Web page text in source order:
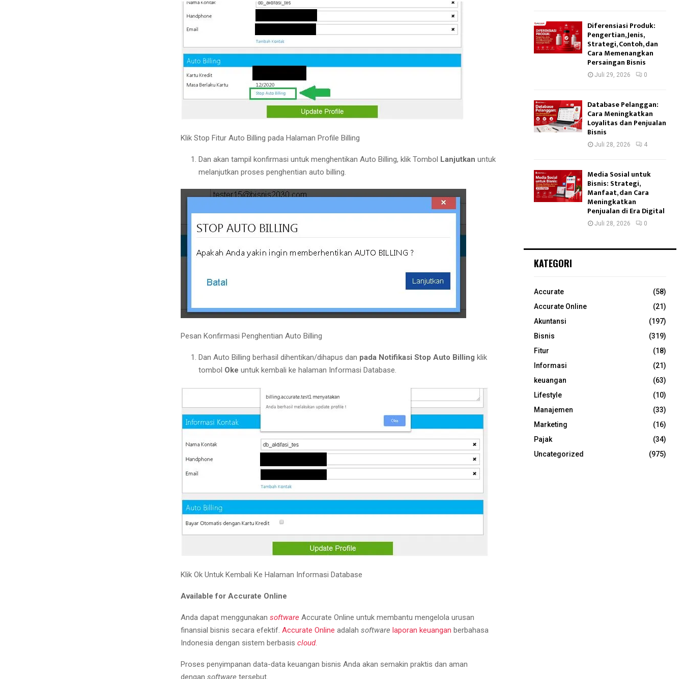
Klik Stop Fitur Auto Billing pada Halaman Profile Billing
Dan akan tampil konfirmasi untuk menghentikan Auto Billing, klik Tombol Lanjutkan untuk
melanjutkan proses penghentian auto billing.
Pesan Konfirmasi Penghentian Auto Billing
Dan Auto Billing berhasil dihentikan/dihapus dan pada Notifikasi Stop Auto Billing klik
tombol Oke untuk kembali ke halaman Informasi Database.
Klik Ok Untuk Kembali Ke Halaman Informasi Database
Available for Accurate Online
Anda dapat menggunakan software Accurate Online untuk membantu mengelola urusan
finansial bisnis secara efektif. Accurate Online adalah software laporan keuangan berbahasa
Indonesia dengan sistem berbasis cloud.
Proses penyimpanan data-data keuangan bisnis Anda akan semakin praktis dan aman
Diferensiasi Produk:
Pengertian, Jenis,
Strategi, Contoh, dan
Cara Memenangkan
Persaingan Bisnis
Juli 29, 2026 0
Database Pelanggan:
Cara Meningkatkan
Loyalitas dan Penjualan
Bisnis
Juli 28, 2026 4
Media Sosial untuk
Bisnis: Strategi,
Manfaat, dan Cara
Meningkatkan
Penjualan di Era Digital
Juli 28, 2026 0
KATEGORI
Accurate
(58)
Accurate Online
(21)
Akuntansi
(197)
Bisnis
(319)
Fitur
(18)
Informasi
(21)
keuangan
(63)
Lifestyle
(10)
Manajemen
(33)
Marketing
(16)
Pajak
(34)
Uncategorized
(975)